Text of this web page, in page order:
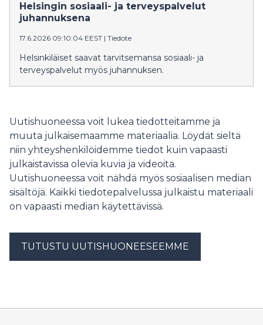
Helsingin sosiaali- ja terveyspalvelut
juhannuksena
17.6.2026 09:10:04 EEST | Tiedote
Helsinkiläiset saavat tarvitsemansa sosiaali- ja
terveyspalvelut myös juhannuksen.
Uutishuoneessa voit lukea tiedotteitamme ja
muuta julkaisemaamme materiaalia. Löydät sieltä
niin yhteyshenkilöidemme tiedot kuin vapaasti
julkaistavissa olevia kuvia ja videoita.
Uutishuoneessa voit nähdä myös sosiaalisen median
sisältöjä. Kaikki tiedotepalvelussa julkaistu materiaali
on vapaasti median käytettävissä.
TUTUSTU UUTISHUONEESEEMME